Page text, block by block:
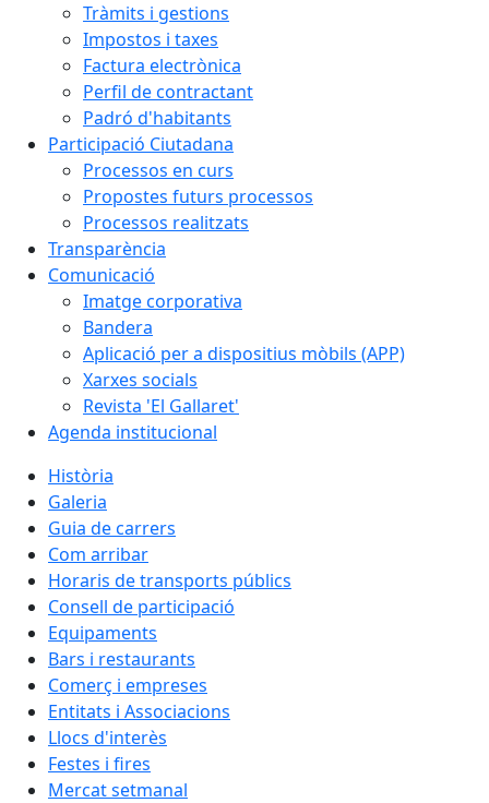
Tràmits i gestions
Impostos i taxes
Factura electrònica
Perfil de contractant
Padró d'habitants
Participació Ciutadana
Processos en curs
Propostes futurs processos
Processos realitzats
Transparència
Comunicació
Imatge corporativa
Bandera
Aplicació per a dispositius mòbils (APP)
Xarxes socials
Revista 'El Gallaret'
Agenda institucional
Història
Galeria
Guia de carrers
Com arribar
Horaris de transports públics
Consell de participació
Equipaments
Bars i restaurants
Comerç i empreses
Entitats i Associacions
Llocs d'interès
Festes i fires
Mercat setmanal